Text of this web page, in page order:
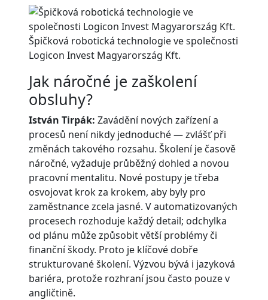
Špičková robotická technologie ve společnosti
Logicon Invest Magyarország Kft.
Jak náročné je zaškolení
obsluhy?
István Tirpák: Zavádění nových zařízení a
procesů není nikdy jednoduché — zvlášť při
změnách takového rozsahu. Školení je časově
náročné, vyžaduje průběžný dohled a novou
pracovní mentalitu. Nové postupy je třeba
osvojovat krok za krokem, aby byly pro
zaměstnance zcela jasné. V automatizovaných
procesech rozhoduje každý detail; odchylka
od plánu může způsobit větší problémy či
finanční škody. Proto je klíčové dobře
strukturované školení. Výzvou bývá i jazyková
bariéra, protože rozhraní jsou často pouze v
angličtině.